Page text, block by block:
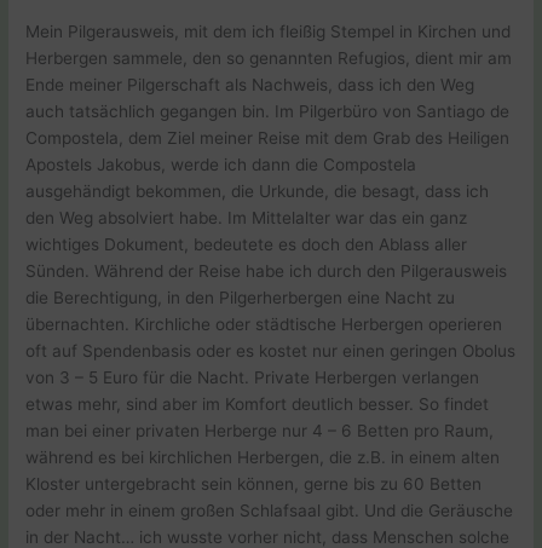
Mein Pilgerausweis, mit dem ich fleißig Stempel in Kirchen und
Herbergen sammele, den so genannten Refugios, dient mir am
Ende meiner Pilgerschaft als Nachweis, dass ich den Weg
auch tatsächlich gegangen bin. Im Pilgerbüro von Santiago de
Compostela, dem Ziel meiner Reise mit dem Grab des Heiligen
Apostels Jakobus, werde ich dann die Compostela
ausgehändigt bekommen, die Urkunde, die besagt, dass ich
den Weg absolviert habe. Im Mittelalter war das ein ganz
wichtiges Dokument, bedeutete es doch den Ablass aller
Sünden. Während der Reise habe ich durch den Pilgerausweis
die Berechtigung, in den Pilgerherbergen eine Nacht zu
übernachten. Kirchliche oder städtische Herbergen operieren
oft auf Spendenbasis oder es kostet nur einen geringen Obolus
von 3 – 5 Euro für die Nacht. Private Herbergen verlangen
etwas mehr, sind aber im Komfort deutlich besser. So findet
man bei einer privaten Herberge nur 4 – 6 Betten pro Raum,
während es bei kirchlichen Herbergen, die z.B. in einem alten
Kloster untergebracht sein können, gerne bis zu 60 Betten
oder mehr in einem großen Schlafsaal gibt. Und die Geräusche
in der Nacht… ich wusste vorher nicht, dass Menschen solche